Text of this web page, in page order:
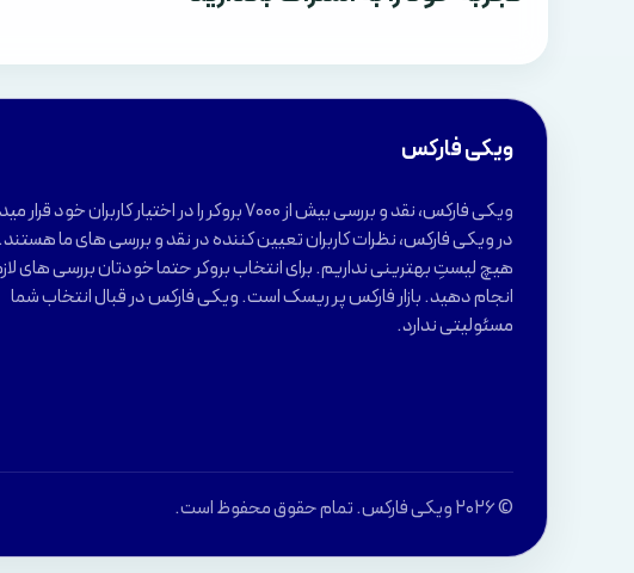
ویکی فارکس
ویکی فارکس، نقد و بررسی بیش از 7000 بروکر را در اختیار کاربران خود
در ویکی فارکس، نظرات کاربران تعیین کننده در نقد و بررسی های ما
هیچ لیستِ بهترینی نداریم. برای انتخاب بروکر حتما خودتان بررسی های
انجام دهید. بازار فارکس پر ریسک است. ویکی فارکس در قبال انتخاب شما
مسئولیتی ندارد.
© 2026 ویکی فارکس. تمام حقوق محفوظ است.